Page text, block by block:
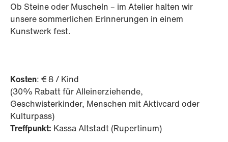
Ob Steine oder Muscheln – im Atelier halten wir
unsere sommerlichen Erinnerungen in einem
Kunstwerk fest.
Kosten: € 8 / Kind
(30% Rabatt für Alleinerziehende,
Geschwisterkinder, Menschen mit Aktivcard oder
Kulturpass)
Treffpunkt: Kassa Altstadt (Rupertinum)